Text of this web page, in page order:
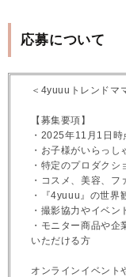
応募について
＜4yuuuトレンドマ
【募集要項】
・2025年11月1日
・お子様がいらっ
・特定のプロダク
・コスメ、美容、
・『4yuuu』の世界
・撮影協力やイベン
・モニター商品や
いただける方
オンラインイベント